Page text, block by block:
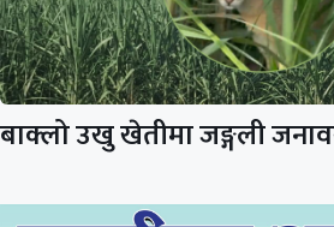
बाक्लो उखु खेतीमा जङ्गली